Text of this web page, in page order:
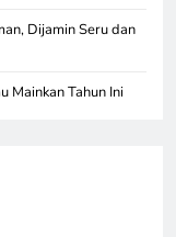
Dijamin Seru dan
Mainkan Tahun Ini